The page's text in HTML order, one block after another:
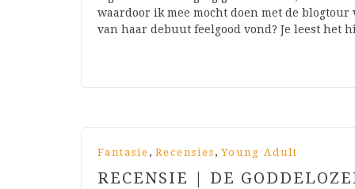
waardoor ik mee mocht doen met de
van haar debuut feelgood vond? Je leest het
Fantasie , Recensies , Young Adult
RECENSIE | DE